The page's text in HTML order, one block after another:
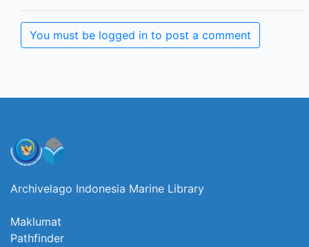
You must be logged in to post a comment
Archivelago Indonesia Marine Library
Maklumat
Pathfinder